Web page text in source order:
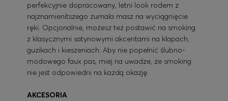
perfekcyjnie dopracowany, letni look rodem z
najznamienitszego żurnala masz na wyciągnięcie
ręki. Opcjonalnie, możesz też postawić na smoking
z klasycznymi satynowymi akcentami na klapach,
guzikach i kieszeniach. Aby nie popełnić ślubno-
modowego faux pas, miej na uwadze, że smoking
nie jest odpowiedni na każdą okazję.
AKCESORIA